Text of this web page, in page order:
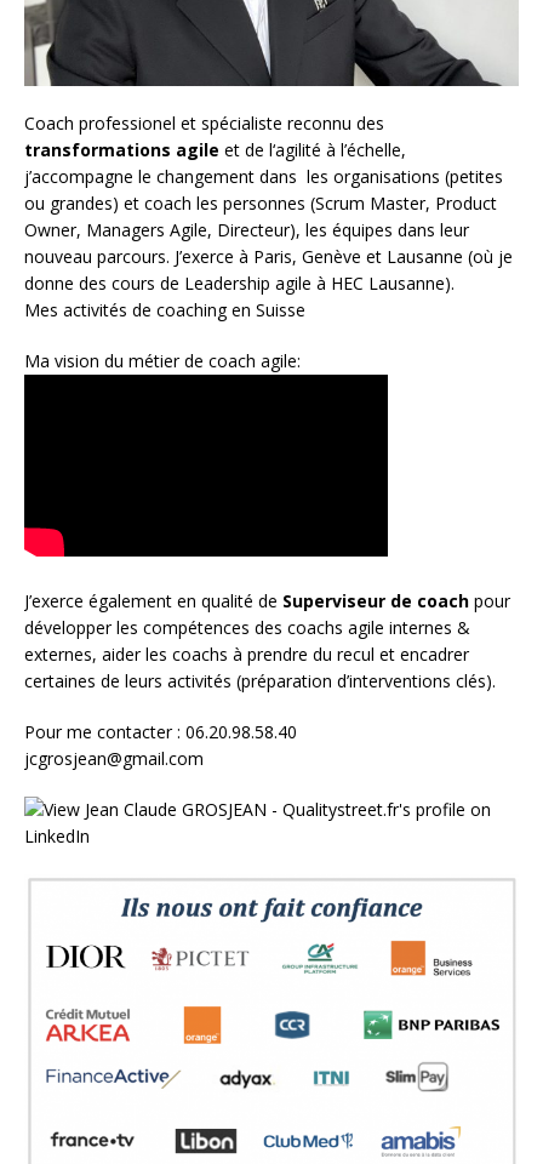
Coach professionel et spécialiste reconnu des
transformations agile et de l‘agilité à l’échelle,
j’accompagne le changement dans les organisations (petites
ou grandes) et coach les personnes (Scrum Master, Product
Owner, Managers Agile, Directeur), les équipes dans leur
nouveau parcours. J’exerce à Paris, Genève et Lausanne (où je
donne des cours de Leadership agile à HEC Lausanne).
Mes activités de coaching en Suisse
Ma vision du métier de coach agile:
J’exerce également en qualité de Superviseur de coach pour
développer les compétences des coachs agile internes &
externes, aider les coachs à prendre du recul et encadrer
certaines de leurs activités (préparation d’interventions clés).
Pour me contacter : 06.20.98.58.40
jcgrosjean@gmail.com